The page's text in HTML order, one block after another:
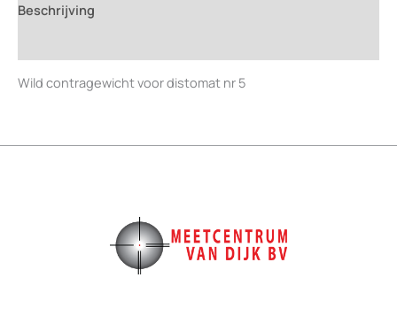
Beschrijving
Wild contragewicht voor distomat nr 5